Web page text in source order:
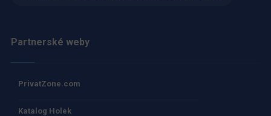
Partnerské weby
PrivatZone.com
Katalog Holek